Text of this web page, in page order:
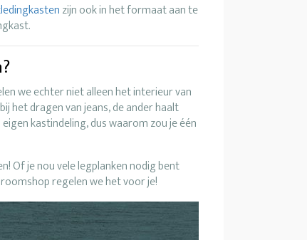
zijn ook in het formaat aan te
we echter niet alleen het interieur van
het dragen van jeans, de ander haalt
kastindeling, dus waarom zou je één
Of je nou vele legplanken nodig bent
regelen we het voor je!